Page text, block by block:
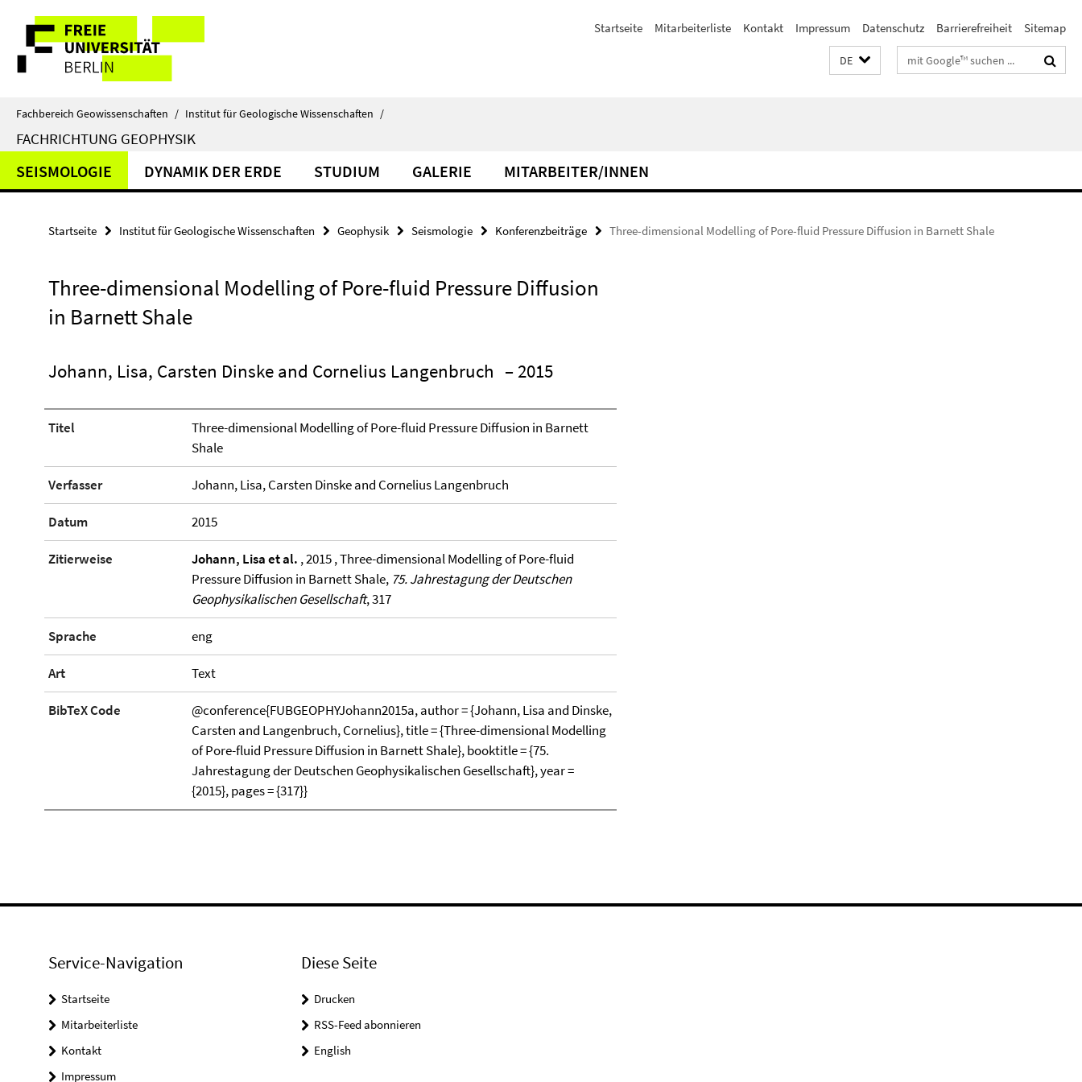
direkt
Inhalt
Service-
Navigation
Startseite Mitarbeiterliste Kontakt Impressum Datenschutz Barrierefreiheit Sitemap
DE Suchbegriffe
Fachbereich Geowissenschaften / Institut für Geologische Wissenschaften /
FACHRICHTUNG GEOPHYSIK
SEISMOLOGIE DYNAMIK DER ERDE STUDIUM GALERIE MITARBEITER/INNEN
Startseite Institut für Geologische Wissenschaften Geophysik Seismologie Konferenzbeiträge Three-dimensional Modelling of Pore-fluid Pressure Diffusion in Barnett Shale
Three-dimensional Modelling of Pore-fluid Pressure Diffusion
in Barnett Shale
Johann, Lisa, Carsten Dinske and Cornelius Langenbruch – 2015
Titel
Three-dimensional Modelling of Pore-fluid Pressure Diffusion in Barnett
Shale
Verfasser Johann, Lisa, Carsten Dinske and Cornelius Langenbruch
Datum 2015
Zitierweise Johann, Lisa et al. , 2015 , Three-dimensional Modelling of Pore-fluid
Pressure Diffusion in Barnett Shale, 75. Jahrestagung der Deutschen
Geophysikalischen Gesellschaft, 317
Sprache eng
Art Text
BibTeX Code
@conference{FUBGEOPHYJohann2015a, author = {Johann, Lisa and Dinske,
Carsten and Langenbruch, Cornelius}, title = {Three-dimensional Modelling
of Pore-fluid Pressure Diffusion in Barnett Shale}, booktitle = {75.
Jahrestagung der Deutschen Geophysikalischen Gesellschaft}, year =
{2015}, pages = {317}}
Service-Navigation
Startseite
Mitarbeiterliste
Kontakt
Impressum
Diese Seite
Drucken
RSS-Feed abonnieren
English